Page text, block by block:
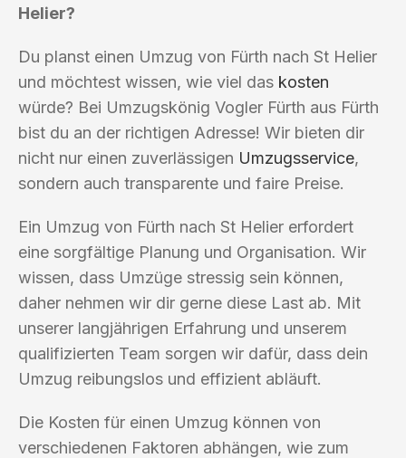
Helier?
Du planst einen Umzug von Fürth nach St Helier
und möchtest wissen, wie viel das kosten
würde? Bei Umzugskönig Vogler Fürth aus Fürth
bist du an der richtigen Adresse! Wir bieten dir
nicht nur einen zuverlässigen Umzugsservice,
sondern auch transparente und faire Preise.
Ein Umzug von Fürth nach St Helier erfordert
eine sorgfältige Planung und Organisation. Wir
wissen, dass Umzüge stressig sein können,
daher nehmen wir dir gerne diese Last ab. Mit
unserer langjährigen Erfahrung und unserem
qualifizierten Team sorgen wir dafür, dass dein
Umzug reibungslos und effizient abläuft.
Die Kosten für einen Umzug können von
verschiedenen Faktoren abhängen, wie zum